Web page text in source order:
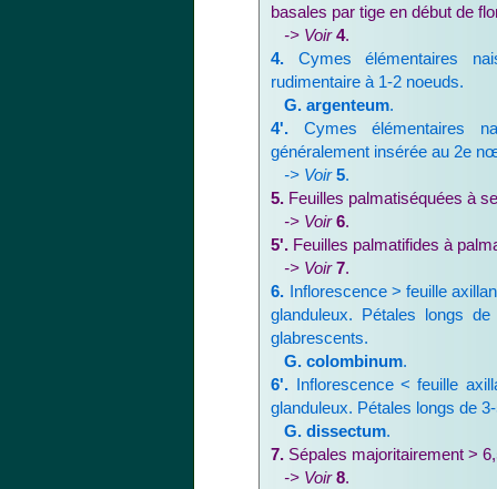
basales par tige en début de
-> Voir 4.
4. Cymes élémentaires
rudimentaire à 1-2 noeuds.
G. argenteum.
4'. Cymes élémentaires
généralement insérée au 2e
-> Voir 5.
5. Feuilles palmatiséquées à
-> Voir 6.
5'. Feuilles palmatifides à
-> Voir 7.
6. Inflorescence > feuille
glanduleux. Pétales longs
glabrescents.
G. colombinum.
6'. Inflorescence < feuille
glanduleux. Pétales longs de
G. dissectum.
7. Sépales majoritairement >
-> Voir 8.